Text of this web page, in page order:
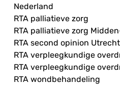
Nederland
RTA palliatieve zorg
RTA palliatieve zorg
RTA second opinion Utrecht
RTA verpleegkundige
RTA verpleegkundige
RTA wondbehandeling